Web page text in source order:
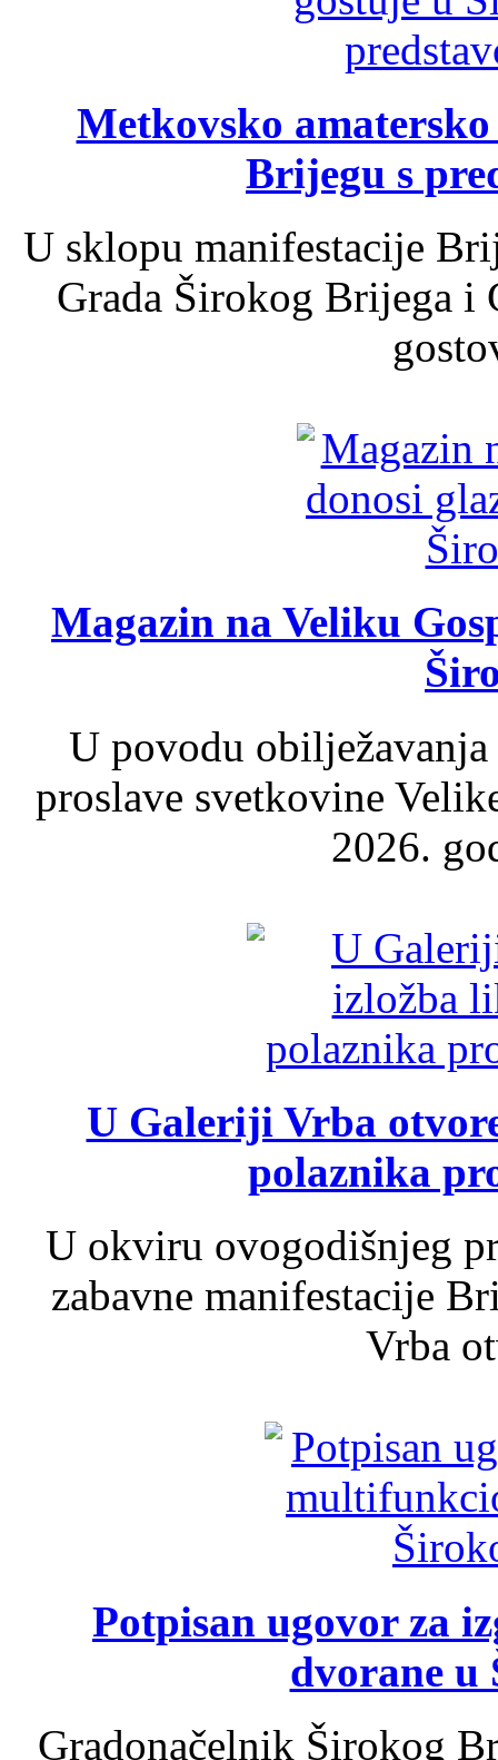
Metkovsko
Brijegu s
U sklopu manifestacije
Grada Širokog Brijega
Magazin na Veliku
U povodu
proslave svetkovine
2026.
U Galeriji Vrba
polaznika
U okviru ovogodišnjeg
zabavne manifestacije
Vrba
Potpisan ugovor za
dvorane u
Gradonačelnik Širokog